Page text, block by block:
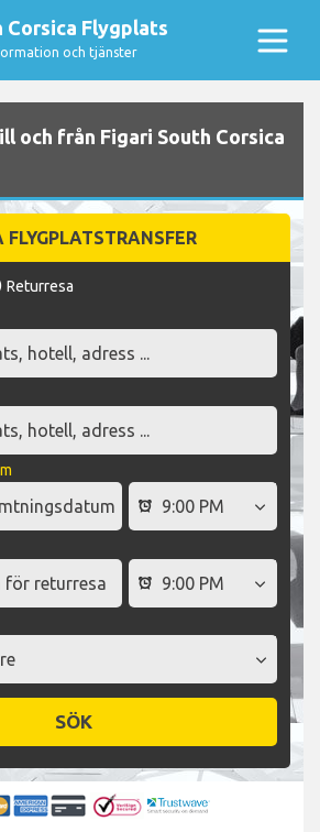
Corsica Flygplats
och tjänster
och från Figari South Corsica
FLYGPLATSTRANSFER
Returresa
SÖK